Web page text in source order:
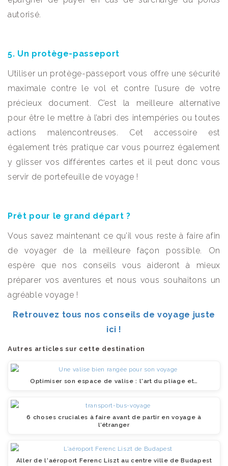
autorisé.
5. Un protège-passeport
Utiliser un protège-passeport vous offre une sécurité
maximale contre le vol et contre l’usure de votre
précieux document. C’est la meilleure alternative
pour être le mettre à l’abri des intempéries ou toutes
actions malencontreuses. Cet accessoire est
également très pratique car vous pourrez également
y glisser vos différentes cartes et il peut donc vous
servir de portefeuille de voyage !
Prêt pour le grand départ ?
Vous savez maintenant ce qu’il vous reste à faire afin
de voyager de la meilleure façon possible. On
espère que nos conseils vous aideront à mieux
préparer vos aventures et nous vous souhaitons un
agréable voyage !
Retrouvez tous nos conseils de voyage juste
ici !
Autres articles sur cette destination
Optimiser son espace de valise : l'art du pliage et…
6 choses cruciales à faire avant de partir en voyage à
l’étranger
Aller de l'aéroport Ferenc Liszt au centre ville de Budapest